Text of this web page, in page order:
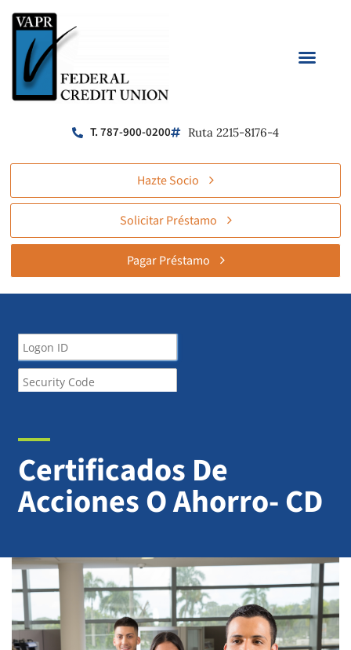
T. 787-900-0200 Ruta 2215-8176-4
Hazte Socio
Solicitar Préstamo
Pagar Préstamo
Certificados De
Acciones O Ahorro- CD